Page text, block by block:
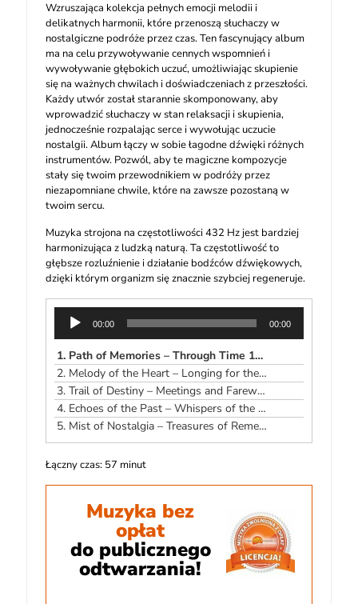
Wzruszająca kolekcja pełnych emocji melodii i
delikatnych harmonii, które przenoszą słuchaczy w
nostalgiczne podróże przez czas. Ten fascynujący album
ma na celu przywoływanie cennych wspomnień i
wywoływanie głębokich uczuć, umożliwiając skupienie
się na ważnych chwilach i doświadczeniach z przeszłości.
Każdy utwór został starannie skomponowany, aby
wprowadzić słuchaczy w stan relaksacji i skupienia,
jednocześnie rozpalając serce i wywołując uczucie
nostalgii. Album łączy w sobie łagodne dźwięki różnych
instrumentów. Pozwól, aby te magiczne kompozycje
stały się twoim przewodnikiem w podróży przez
niezapomniane chwile, które na zawsze pozostaną w
twoim sercu.
Muzyka strojona na częstotliwości 432 Hz jest bardziej
harmonizująca z ludzką naturą. Ta częstotliwość to
głębsze rozluźnienie i działanie bodźców dźwiękowych,
dzięki którym organizm się znacznie szybciej regeneruje.
Odtwarzacz
plików
dźwiękowych
00:00 00:00
1. Path of Memories – Through Time 15:09
2. Melody of the Heart – Longing for the Day 10:47
3.Trail of Destiny – Meetings and Farewells 10:45
4. Echoes of the Past – Whispers of the Soul 10:20
5. Mist of Nostalgia – Treasures of Remembrance 9:55
Łączny czas: 57 minut
Muzyka bez
opłat
do publicznego
odtwarzania!